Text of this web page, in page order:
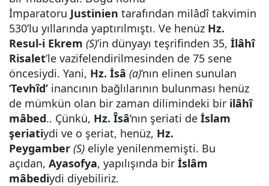
İmparatoru Justinien tarafından milâdî takvimin
530’lu yıllarında yaptırılmıştı. Ve henüz Hz.
Resul-i Ekrem (S)’in dünyayı teşrifinden 35, İlâhî
Risalet’le vazifelendirilmesinden de 75 sene
öncesiydi. Yani, Hz. İsâ (a)’nın elinen sunulan
‘Tevhîd’ inancının bağlılarının bulunması henüz
de mümkün olan bir zaman dilimindeki bir ilâhî
mâbed.. Çünkü, Hz. Îsâ’nın şeriati de İslam
şeriatiydi ve o şeriat, henüz, Hz.
Peygamber (S) eliyle yenilenmemişti. Bu
açıdan, Ayasofya, yapılışında bir İslâm
mâbediydi diyebiliriz.